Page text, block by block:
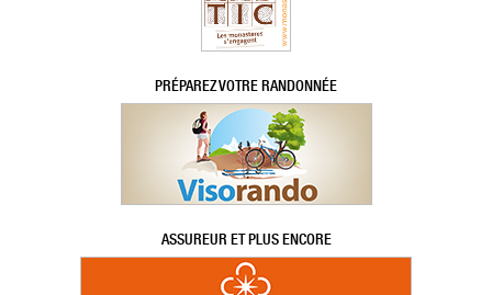
PRÉPAREZ VOTRE RANDONNÉE
ASSUREUR ET PLUS ENCORE